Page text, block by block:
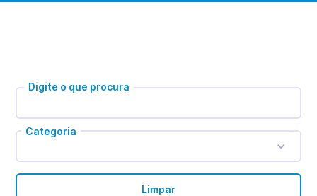
Digite o que procura
Categoria
Limpar